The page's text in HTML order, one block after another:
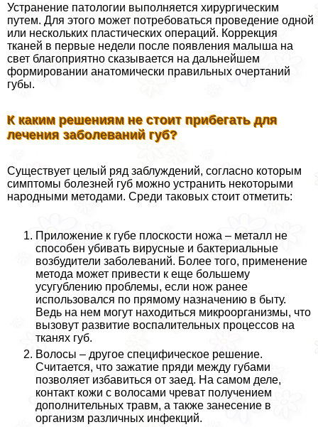
Устранение патологии выполняется хирургическим
путем. Для этого может потребоваться проведение одной
или нескольких пластических операций. Коррекция
тканей в первые недели после появления малыша на
свет благоприятно сказывается на дальнейшем
формировании анатомически правильных очертаний
губы.
К каким решениям не стоит прибегать для
лечения заболеваний губ?
Существует целый ряд заблуждений, согласно которым
симптомы болезней губ можно устранить некоторыми
народными методами. Среди таковых стоит отметить:
Приложение к губе плоскости ножа – металл не
способен убивать вирусные и бактериальные
возбудители заболеваний. Более того, применение
метода может привести к еще большему
усугублению проблемы, если нож ранее
использовался по прямому назначению в быту.
Ведь на нем могут находиться микроорганизмы, что
вызовут развитие воспалительных процессов на
тканях губ.
Волосы – другое специфическое решение.
Считается, что зажатие пряди между губами
позволяет избавиться от заед. На самом деле,
контакт кожи с волосами чреват получением
дополнительных травм, а также занесение в
организм различных инфекций.